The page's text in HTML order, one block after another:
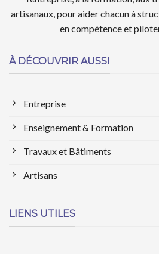
artisanaux, pour aider chacun à
en compétence et
À DÉCOUVRIR AUSSI
Entreprise
Enseignement & Formation
Travaux et Bâtiments
Artisans
LIENS UTILES